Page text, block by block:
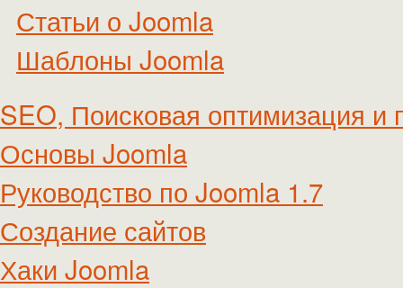
Статьи о Joomla
Шаблоны Joomla
SEO, Поисковая оптимизация и
Основы Joomla
Руководство по Joomla 1.7
Создание сайтов
Хаки Joomla